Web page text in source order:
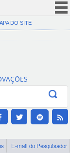
(COVID-19)
Canais
DO SITE
E-mail do Pesquisador